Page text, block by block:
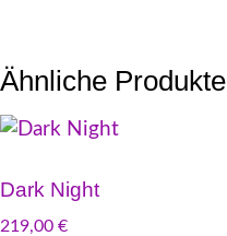
Ähnliche Produkte
Dark Night
219,00 €